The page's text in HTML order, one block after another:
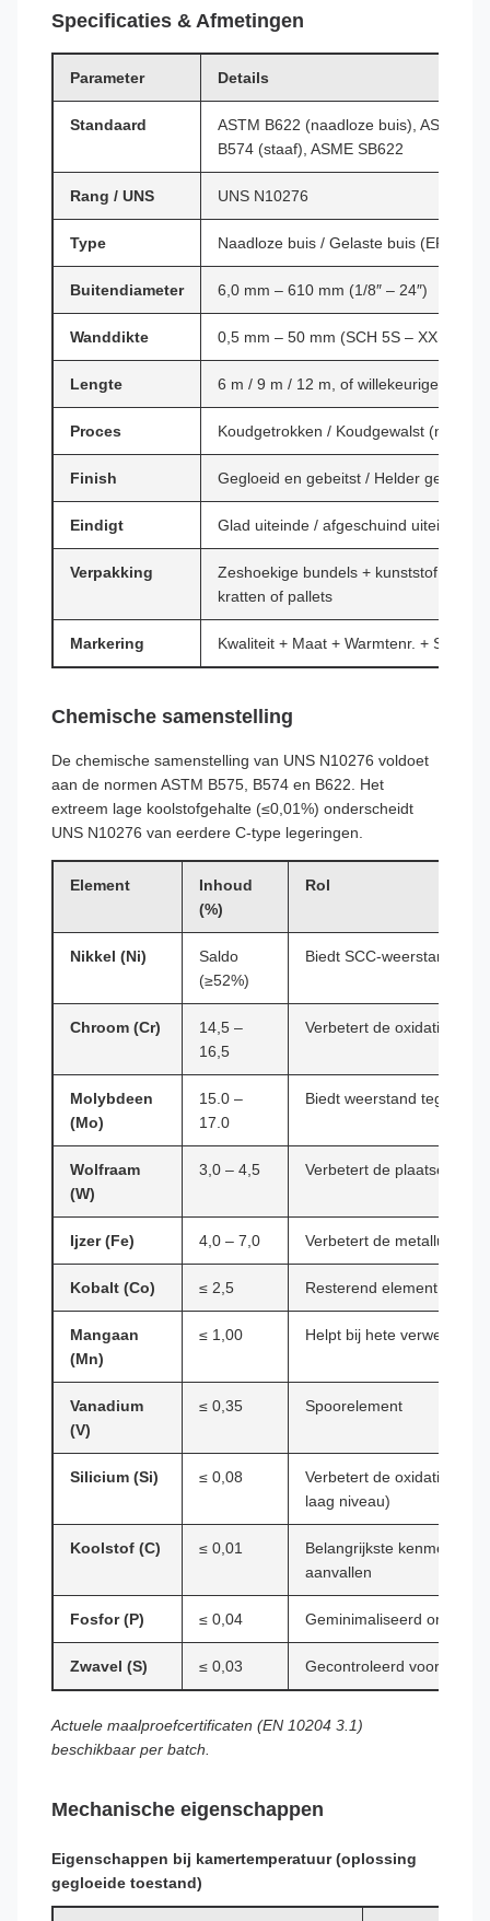
Specificaties & Afmetingen
Parameter Details
Standaard
ASTM B622 (naadloze buis), ASTM
B574 (staaf), ASME SB622
Rang / UNS UNS N10276
Type Naadloze buis / Gelaste buis (ERW /
Buitendiameter 6,0 mm – 610 mm (1/8″ – 24″)
Wanddikte 0,5 mm – 50 mm (SCH 5S – XXS)
Lengte 6 m / 9 m / 12 m, of willekeurige
Proces Koudgetrokken / Koudgewalst
Finish Gegloeid en gebeitst / Helder gegloeid
Eindigt Glad uiteinde / afgeschuind uiteinde /
Verpakking
Zeshoekige bundels + kunststof
kratten of pallets
Markering Kwaliteit + Maat + Warmtenr. +
Chemische samenstelling
De chemische samenstelling van UNS N10276 voldoet
aan de normen ASTM B575, B574 en B622. Het
extreem lage koolstofgehalte (≤0,01%) onderscheidt
UNS N10276 van eerdere C-type legeringen.
Element
Inhoud
(%)
Rol
Nikkel (Ni)
Saldo
(≥52%)
Biedt SCC-weerstand en
Chroom (Cr)
14,5 –
16,5
Verbetert de oxidatie- en
Molybdeen
(Mo)
15.0 –
17.0
Biedt weerstand tegen
Wolfraam
(W)
3,0 – 4,5 Verbetert de plaatselijke
Ijzer (Fe) 4,0 – 7,0 Verbetert de
Kobalt (Co) ≤ 2,5 Resterend element
Mangaan
(Mn)
≤ 1,00 Helpt bij hete
Vanadium
(V)
≤ 0,35 Spoorelement
Silicium (Si) ≤ 0,08
Verbetert de
laag niveau)
Koolstof (C) ≤ 0,01
Belangrijkste kenmerk –
aanvallen
Fosfor (P) ≤ 0,04 Geminimaliseerd om de
Zwavel (S) ≤ 0,03 Gecontroleerd voor
Actuele maalproefcertificaten (EN 10204 3.1)
beschikbaar per batch.
Mechanische eigenschappen
Eigenschappen bij kamertemperatuur (oplossing
gegloeide toestand)